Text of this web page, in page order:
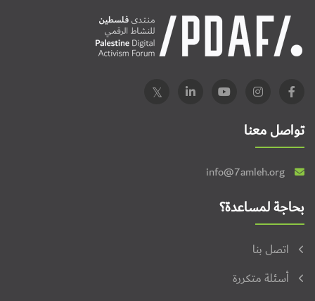
تواصل معنا
info@7amleh.org
بحاجة لمساعدة؟
اتصل بنا
أسئلة متكررة